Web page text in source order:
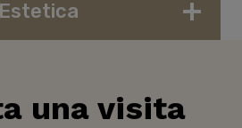
una visita